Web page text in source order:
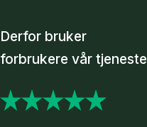
Derfor bruker
forbrukere vår tjeneste